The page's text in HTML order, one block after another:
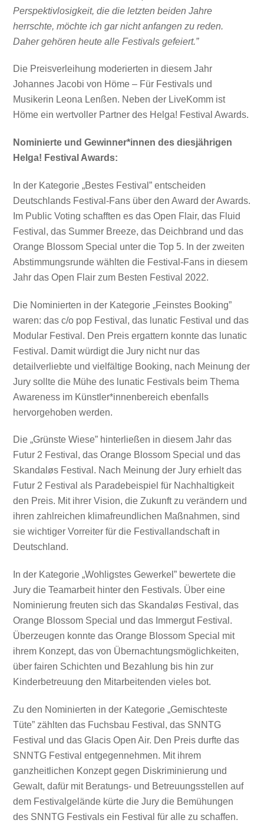
Perspektivlosigkeit, die die letzten beiden Jahre
herrschte, möchte ich gar nicht anfangen zu reden.
Daher gehören heute alle Festivals gefeiert.”
Die Preisverleihung moderierten in diesem Jahr
Johannes Jacobi von Höme – Für Festivals und
Musikerin Leona Lenßen. Neben der LiveKomm ist
Höme ein wertvoller Partner des Helga! Festival Awards.
Nominierte und Gewinner*innen des diesjährigen
Helga! Festival Awards:
In der Kategorie „Bestes Festival” entscheiden
Deutschlands Festival-Fans über den Award der Awards.
Im Public Voting schafften es das Open Flair, das Fluid
Festival, das Summer Breeze, das Deichbrand und das
Orange Blossom Special unter die Top 5. In der zweiten
Abstimmungsrunde wählten die Festival-Fans in diesem
Jahr das Open Flair zum Besten Festival 2022.
Die Nominierten in der Kategorie „Feinstes Booking”
waren: das c/o pop Festival, das lunatic Festival und das
Modular Festival. Den Preis ergattern konnte das lunatic
Festival. Damit würdigt die Jury nicht nur das
detailverliebte und vielfältige Booking, nach Meinung der
Jury sollte die Mühe des lunatic Festivals beim Thema
Awareness im Künstler*innenbereich ebenfalls
hervorgehoben werden.
Die „Grünste Wiese” hinterließen in diesem Jahr das
Futur 2 Festival, das Orange Blossom Special und das
Skandaløs Festival. Nach Meinung der Jury erhielt das
Futur 2 Festival als Paradebeispiel für Nachhaltigkeit
den Preis. Mit ihrer Vision, die Zukunft zu verändern und
ihren zahlreichen klimafreundlichen Maßnahmen, sind
sie wichtiger Vorreiter für die Festivallandschaft in
Deutschland.
In der Kategorie „Wohligstes Gewerkel” bewertete die
Jury die Teamarbeit hinter den Festivals. Über eine
Nominierung freuten sich das Skandaløs Festival, das
Orange Blossom Special und das Immergut Festival.
Überzeugen konnte das Orange Blossom Special mit
ihrem Konzept, das von Übernachtungsmöglichkeiten,
über fairen Schichten und Bezahlung bis hin zur
Kinderbetreuung den Mitarbeitenden vieles bot.
Zu den Nominierten in der Kategorie „Gemischteste
Tüte” zählten das Fuchsbau Festival, das SNNTG
Festival und das Glacis Open Air. Den Preis durfte das
SNNTG Festival entgegennehmen. Mit ihrem
ganzheitlichen Konzept gegen Diskriminierung und
Gewalt, dafür mit Beratungs- und Betreuungsstellen auf
dem Festivalgelände kürte die Jury die Bemühungen
des SNNTG Festivals ein Festival für alle zu schaffen.